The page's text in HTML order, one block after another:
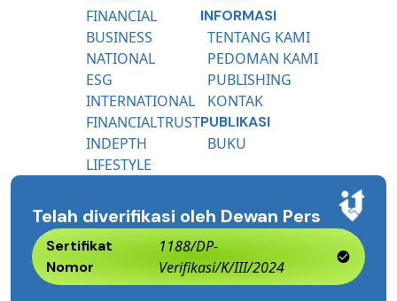
FINANCIAL
BUSINESS
NATIONAL
ESG
INTERNATIONAL
FINANCIALTRUST
INDEPTH
LIFESTYLE
INFORMASI
TENTANG KAMI
PEDOMAN KAMI
PUBLISHING
KONTAK
PUBLIKASI
BUKU
Telah diverifikasi oleh Dewan Pers
Sertifikat
Nomor
1188/DP-
Verifikasi/K/III/2024